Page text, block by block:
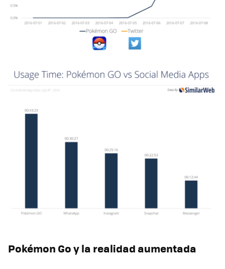
Pokémon Go y la realidad aumentada